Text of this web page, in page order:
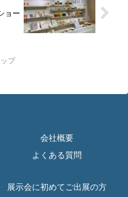
ョー
プ
会社概要
よくある質問
展示会に初めてご出展の方